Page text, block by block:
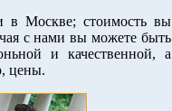
в Москве; стоимость вы
с нами вы можете быть
и качественной, а
цены.